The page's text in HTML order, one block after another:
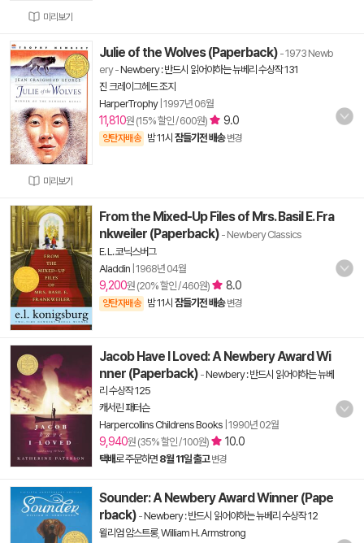
미리보기
미리보기
Julie of the Wolves (Paperback) - 1973 Newb
ery-Newbery : 반드시 읽어야하는 뉴베리 수상작 131
진 크레이그헤드 조지
HarperTrophy| 1997년 06월
11,810원 (15% 할인 / 600원) 9.0
양탄자배송 밤 11시 잠들기전 배송 변경
From the Mixed-Up Files of Mrs. Basil E. Fra
nkweiler (Paperback) - Newbery Classics
E. L. 코닉스버그
Aladdin 1968년 04월
9,200원 (20% 할인 / 460원) 8.0
양탄자배송 밤 11시 잠들기전 배송 변경
Jacob Have I Loved: A Newbery Award Wi
nner (Paperback) -Newbery : 반드시 읽어야하는 뉴베
리 수상작 125
캐서린 패터슨
Harpercollins Childrens Books 1990년 02월
9,940원 (35% 할인 / 100원) 10.0
택배로 주문하면 8월 11일 출고 변경
Sounder: A Newbery Award Winner (Pape
rback) -Newbery : 반드시 읽어야하는 뉴베리 수상작 12
윌리엄 암스트롱, William H. Armstrong